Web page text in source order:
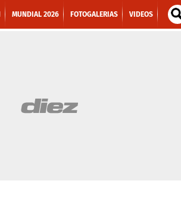
MUNDIAL 2026 FOTOGALERIAS VIDEOS